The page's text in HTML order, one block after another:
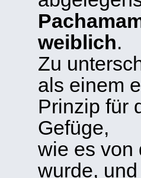
weiblich.
Zu
als einem
Prinzip für
Gefüge,
wie es von
wurde,